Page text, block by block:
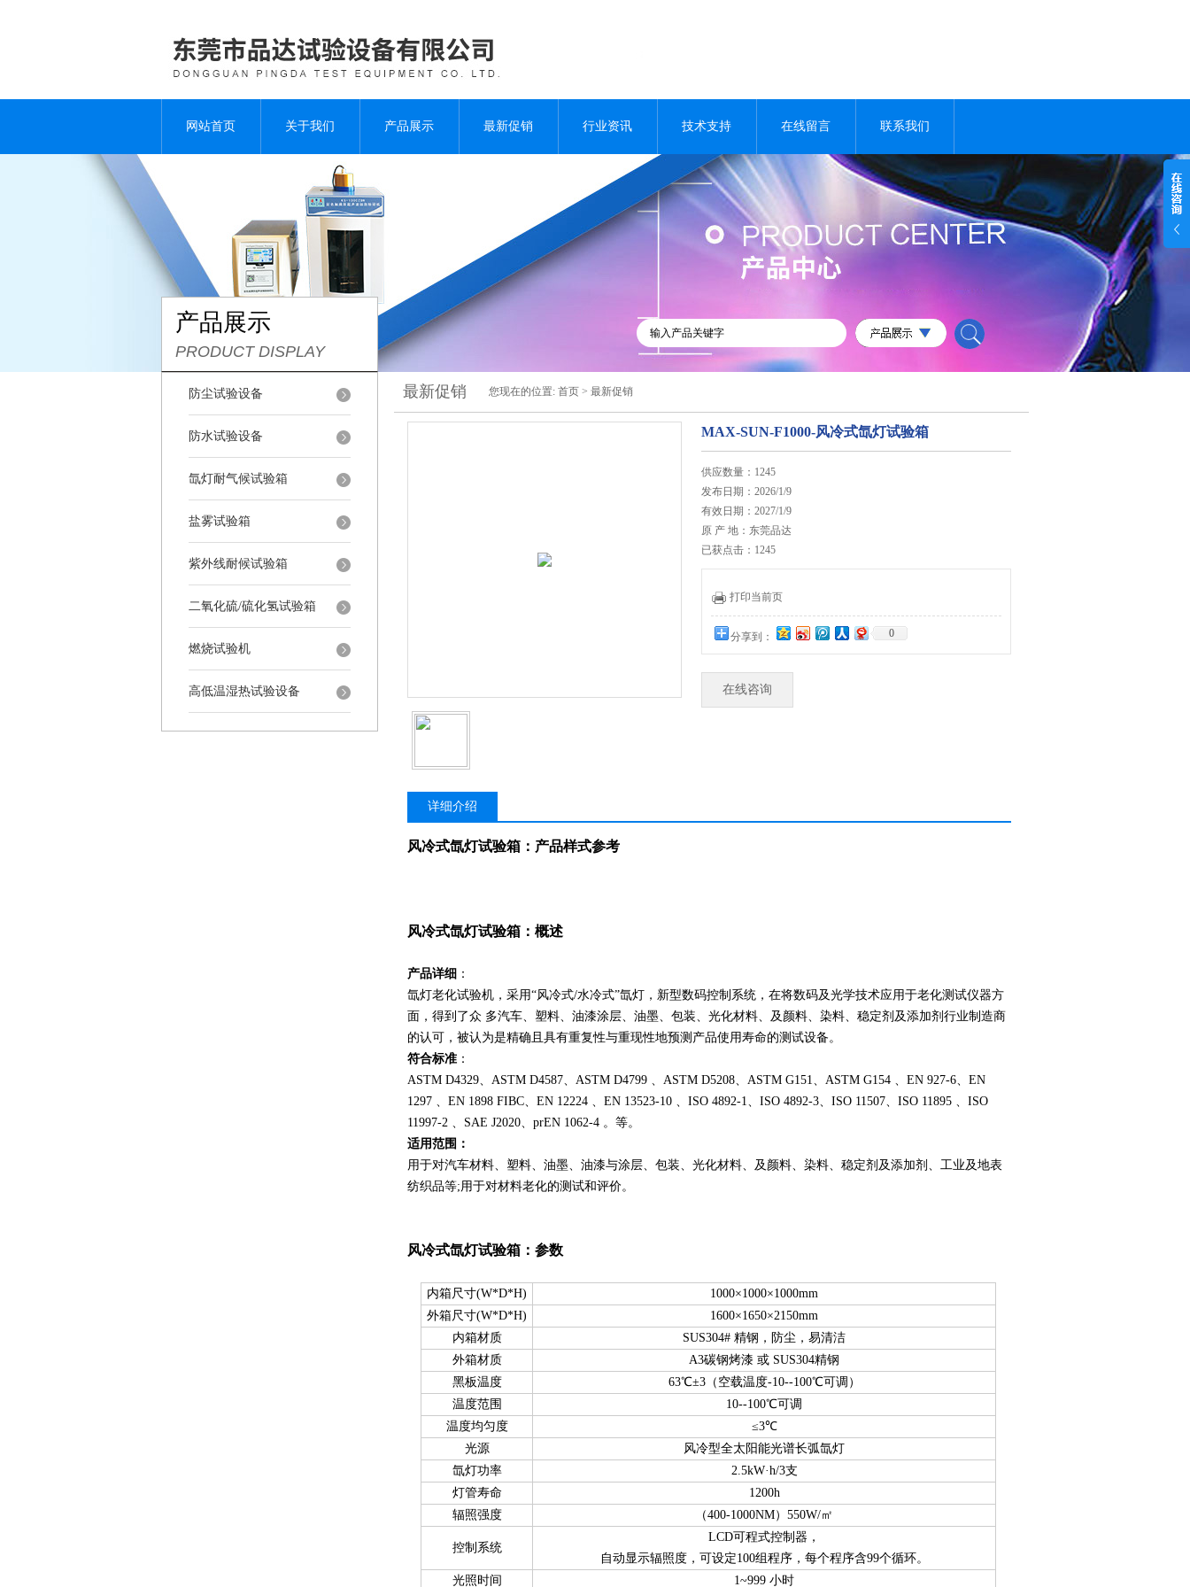
网站首页 关于我们 产品展示 最新促销 行业资讯 技术支持 在线留言 联系我们
产品展示
PRODUCT DISPLAY
防尘试验设备
防水试验设备
氙灯耐气候试验箱
盐雾试验箱
紫外线耐候试验箱
二氧化硫/硫化氢试验箱
燃烧试验机
高低温湿热试验设备
最新促销 您现在的位置: 首页 > 最新促销
MAX-SUN-F1000-风冷式氙灯试验箱
供应数量：1245
发布日期：2026/1/9
有效日期：2027/1/9
原 产 地：东莞品达
已获点击：1245
打印当前页
分享到： 0
在线咨询
详细介绍
风冷式氙灯试验箱 ：产品样式参考
风冷式氙灯试验箱 ：概述
产品详细 ：
氙灯老化试验机，采用“风冷式/水冷式”氙灯，新型数码控制系统，在将数码及光学技术应用于老化测试仪器方
面，得到了众 多汽车、塑料、油漆涂层、油墨、包装、光化材料、及颜料、染料、稳定剂及添加剂行业制造商
的认可，被认为是精确且具有重复性与重现性地预测产品使用寿命的测试设备。
符合标准 ：
ASTM D4329、ASTM D4587、ASTM D4799 、ASTM D5208、ASTM G151、ASTM G154 、EN 927-6、EN
1297 、EN 1898 FIBC、EN 12224 、EN 13523-10 、ISO 4892-1、ISO 4892-3、ISO 11507、ISO 11895 、ISO
11997-2 、SAE J2020、prEN 1062-4 。等。
适用范围：
用于对汽车材料、塑料、油墨、油漆与涂层、包装、光化材料、及颜料、染料、稳定剂及添加剂、工业及地表
纺织品等;用于对材料老化的测试和评价。
风冷式氙灯试验箱 ：参数
内箱尺寸(W*D*H)
1000×1000×1000mm
外箱尺寸(W*D*H)
1600×1650×2150mm
内箱材质
SUS304# 精钢，防尘，易清洁
外箱材质
A3碳钢烤漆 或 SUS304精钢
黑板温度
63℃±3（空载温度-10--100℃可调）
温度范围
10--100℃可调
温度均匀度
≤3℃
光源
风冷型全太阳能光谱长弧氙灯
氙灯功率
2.5kW·h/3支
灯管寿命
1200h
辐照强度
（400-1000NM）550W/㎡
控制系统
LCD可程式控制器，
自动显示辐照度，可设定100组程序，每个程序含99个循环。
光照时间
1~999 小时